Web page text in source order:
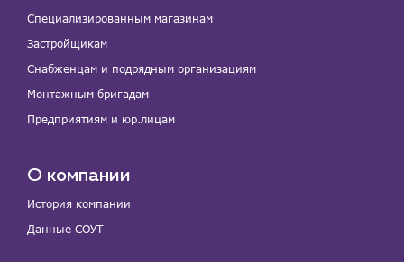
Специализированным магазинам
Застройщикам
Снабженцам и подрядным организациям
Монтажным бригадам
Предприятиям и юр.лицам
О компании
История компании
Данные СОУТ